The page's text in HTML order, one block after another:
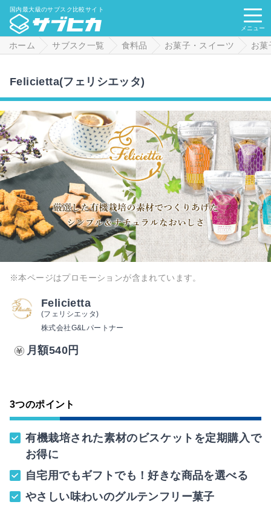
国内最大級のサブスク比較サイト
メニュー
ホーム サブスク一覧 食料品 お菓子・スイーツ お菓
Felicietta(フェリシエッタ)
※本ページはプロモーションが含まれています。
Felicietta
(フェリシエッタ)
株式会社G&Lパートナー
月額540円
3つのポイント
有機栽培された素材のビスケットを定期購入で
お得に
自宅用でもギフトでも！好きな商品を選べる
やさしい味わいのグルテンフリー菓子